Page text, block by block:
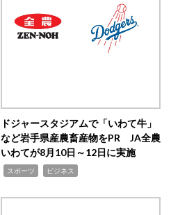
ドジャースタジアムで「いわて牛」
など岩手県産農畜産物をPR JA全農
いわてが8月10日～12日に実施
スポーツ ビジネス